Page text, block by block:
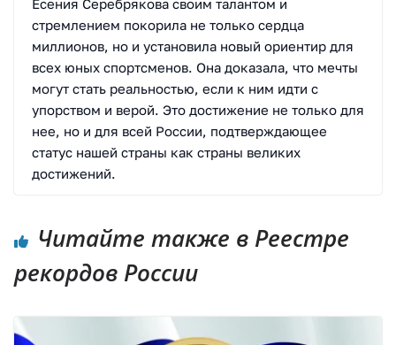
Есения Серебрякова своим талантом и
стремлением покорила не только сердца
миллионов, но и установила новый ориентир для
всех юных спортсменов. Она доказала, что мечты
могут стать реальностью, если к ним идти с
упорством и верой. Это достижение не только для
нее, но и для всей России, подтверждающее
статус нашей страны как страны великих
достижений.
Читайте также в Реестре
рекордов России